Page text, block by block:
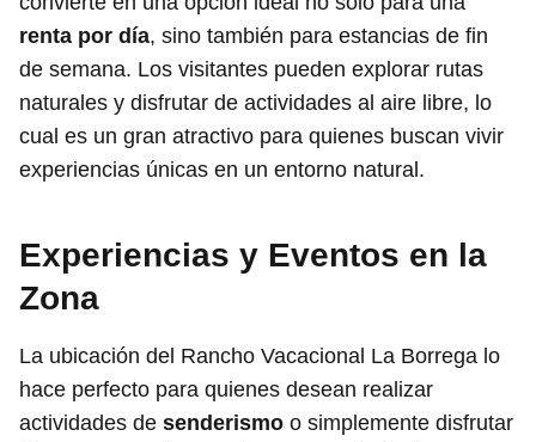
renta por día, sino también para estancias de fin
de semana. Los visitantes pueden explorar rutas
naturales y disfrutar de actividades al aire libre, lo
cual es un gran atractivo para quienes buscan vivir
experiencias únicas en un entorno natural.
Experiencias y Eventos en la
Zona
La ubicación del Rancho Vacacional La Borrega lo
hace perfecto para quienes desean realizar
actividades de senderismo o simplemente disfrutar